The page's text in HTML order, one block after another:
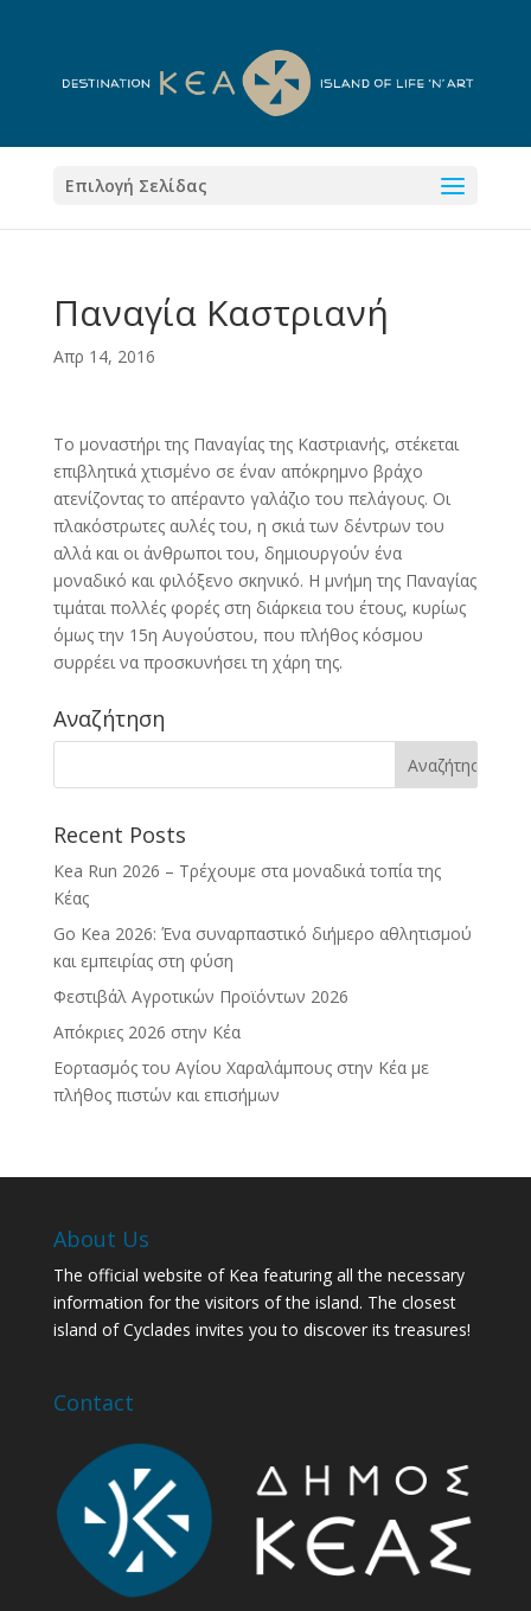
Επιλογή Σελίδας
Παναγία Καστριανή
Απρ 14, 2016
Το μοναστήρι της Παναγίας της Καστριανής, στέκεται
επιβλητικά χτισμένο σε έναν απόκρημνο βράχο
ατενίζοντας το απέραντο γαλάζιο του πελάγους. Οι
πλακόστρωτες αυλές του, η σκιά των δέντρων του
αλλά και οι άνθρωποι του, δημιουργούν ένα
μοναδικό και φιλόξενο σκηνικό. Η μνήμη της Παναγίας
τιμάται πολλές φορές στη διάρκεια του έτους, κυρίως
όμως την 15η Αυγούστου, που πλήθος κόσμου
συρρέει να προσκυνήσει τη χάρη της.
Αναζήτηση
Recent Posts
Kea Run 2026 – Τρέχουμε στα μοναδικά τοπία της
Κέας
Go Kea 2026: Ένα συναρπαστικό διήμερο αθλητισμού
και εμπειρίας στη φύση
Φεστιβάλ Αγροτικών Προϊόντων 2026
Απόκριες 2026 στην Κέα
Εορτασμός του Αγίου Χαραλάμπους στην Κέα με
πλήθος πιστών και επισήμων
About Us
The official website of Kea featuring all the necessary
information for the visitors of the island. The closest
island of Cyclades invites you to discover its treasures!
Contact